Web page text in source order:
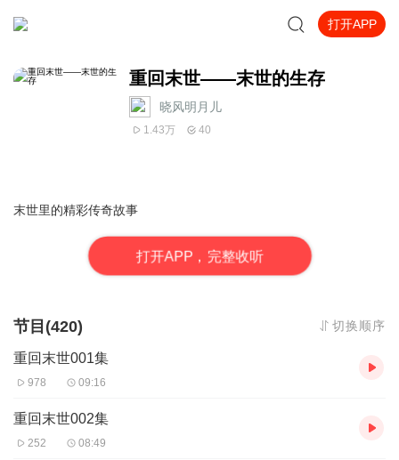
打开APP
重回末世——末世的生存
晓风明月儿
1.43万 40
末世里的精彩传奇故事
打开APP，完整收听
节目(420) 切换顺序
重回末世001集
978 09:16
重回末世002集
252 08:49